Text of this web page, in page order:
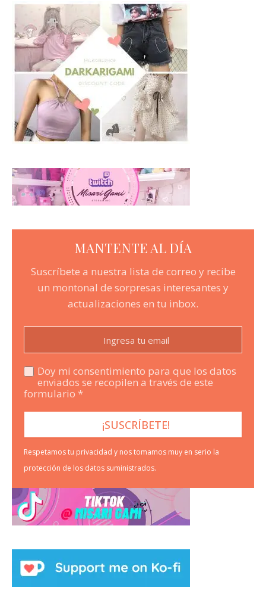
MANTENTE AL DÍA
Suscríbete a nuestra lista de correo y recibe
un montonal de sorpresas interesantes y
actualizaciones en tu inbox.
Doy mi consentimiento para que los datos
enviados se recopilen a través de este
formulario *
Respetamos tu privacidad y nos tomamos muy en serio la
protección de los datos suministrados.